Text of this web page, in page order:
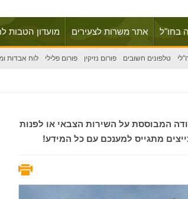
בחו"ל אתר משרות לצעירים מועדון הטבות
טלפונים חשובים פורום נזיקין פורום פלילי לוח אבדות
המבוססת על השירות הצבאי או לפנות
מתגייס למענכם עם כל המידע!